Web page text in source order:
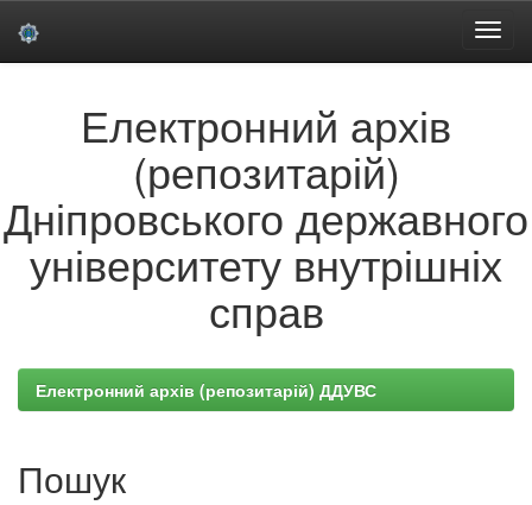
Електронний архів
(репозитарій)
Дніпровського державного
університету внутрішніх
справ
Електронний архів (репозитарій) ДДУВС
Пошук